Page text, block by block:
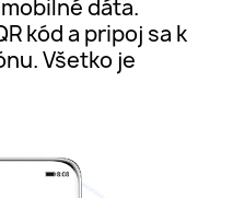
dáta.
kód a pripoj sa k
Všetko je